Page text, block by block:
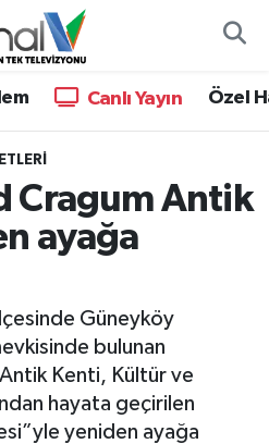
Canlı Yayın Özel
Cragum Antik
ayağa
Güneyköy
bulunan
Kenti, Kültür ve
hayata geçirilen
yeniden ayağa
ve Fikstür